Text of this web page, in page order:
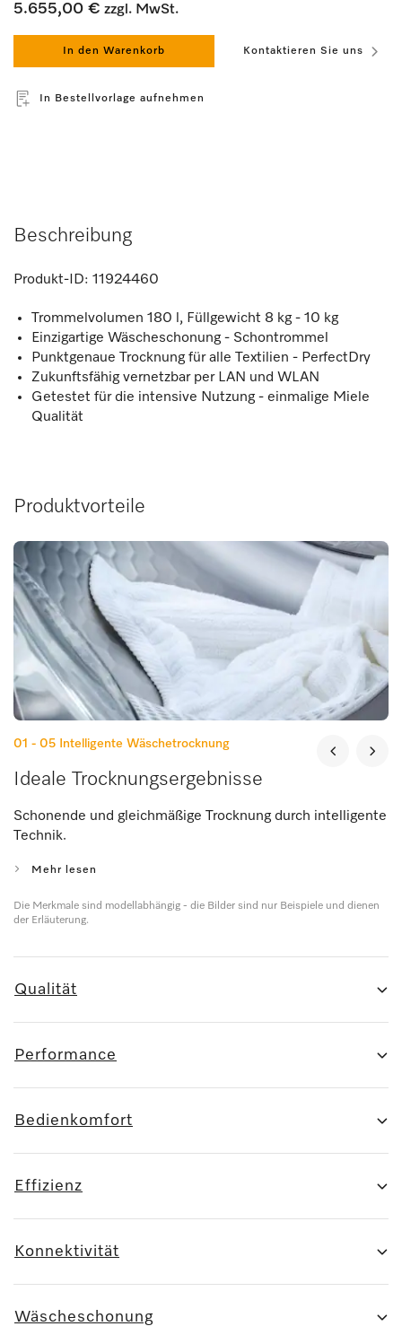
5.655,00 € zzgl. MwSt.
In den Warenkorb Kontaktieren Sie uns
In Bestellvorlage aufnehmen
Beschreibung
Produkt-ID: 11924460
Trommelvolumen 180 l, Füllgewicht 8 kg - 10 kg
Einzigartige Wäscheschonung - Schontrommel
Punktgenaue Trocknung für alle Textilien - PerfectDry
Zukunftsfähig vernetzbar per LAN und WLAN
Getestet für die intensive Nutzung - einmalige Miele
Qualität
Produktvorteile
01 - 05 Intelligente Wäschetrocknung
Ideale Trocknungsergebnisse
Schonende und gleichmäßige Trocknung durch intelligente
Technik.
Mehr lesen
Die Merkmale sind modellabhängig - die Bilder sind nur Beispiele und dienen
der Erläuterung.
Qualität
Performance
Bedienkomfort
Effizienz
Konnektivität
Wäscheschonung